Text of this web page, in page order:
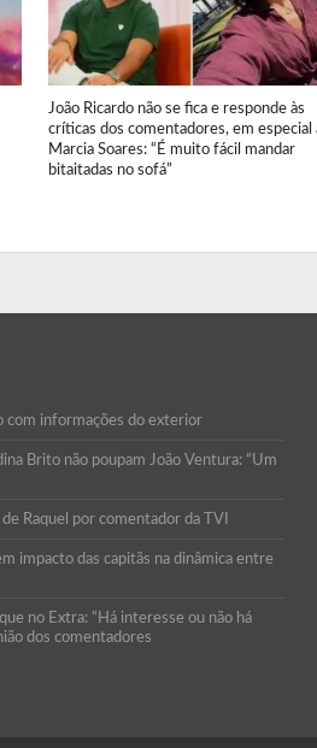
João Ricardo não se fica e responde às
críticas dos comentadores, em especial
Marcia Soares: “É muito fácil mandar
bitaitadas no sofá”
com informações do exterior
Brito não poupam João Ventura: “Um
de Raquel por comentador da TVI
impacto das capitãs na dinâmica entre
no Extra: “Há interesse ou não há
dos comentadores